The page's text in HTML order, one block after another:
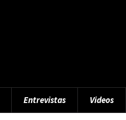
Entrevistas Videos